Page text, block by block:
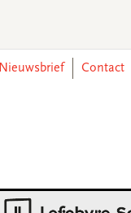
Nieuwsbrief
Contact